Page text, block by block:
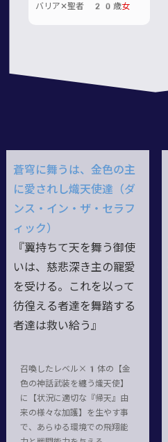
バリア✕聖者 20歳女
蒼穹に舞うは、金色の主
に愛されし熾天使達（ダ
ンス・イン・ザ・セラフ
ィック）
『翼持ちて天を舞う御使
いは、慈悲深き主の寵愛
を受ける。これを以って
彷徨える者達を舞踏する
者達は救い給う』
召喚したレベル×1体の【金
色の神話武装を纏う熾天使】
に【状況に適切な『帰天』由
来の様々な加護】を生やす事
で、あらゆる環境での飛翔能